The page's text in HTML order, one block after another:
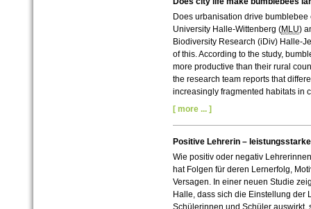
Does urbanisation drive
University Halle-Wittenberg (MLU)
Biodiversity Research (iDiv) Halle-
of this. According to the study,
more productive than their rural
the research team reports that
increasingly fragmented habitats in
[ more ... ]
Positive Lehrerin –
Wie positiv oder negativ
hat Folgen für deren Lernerfolg,
Versagen. In einer neuen Studie
Halle, dass sich die Einstellung der